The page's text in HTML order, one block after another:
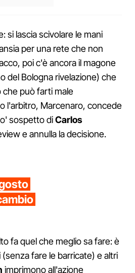
si lascia scivolare le mani
per una rete che non
poi c'è ancora il magone
del Bologna rivelazione) che
che può farti male
l'arbitro, Marcenaro, concede
sospetto diCarlos
e annulla la decisione.
fa quel che meglio sa fare: è
fare le barricate) e altri
imprimono all'azione